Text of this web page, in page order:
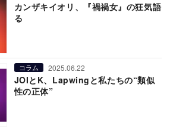
カンザキイオリ、『禍禍女』の狂気語
る
コラム 2025.06.22
JOIとK、Lapwingと私たちの“類似
性の正体”